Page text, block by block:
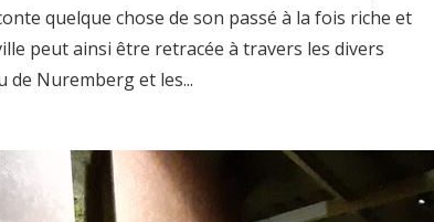
quelque chose de son passé à la fois riche et
peut ainsi être retracée à travers les divers
Nuremberg et les...